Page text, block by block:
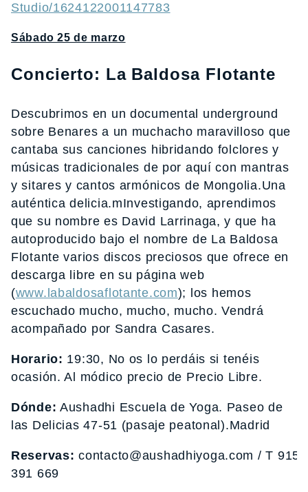
Studio/1624122001147783
Sábado 25 de marzo
Concierto: La Baldosa Flotante
Descubrimos en un documental underground
sobre Benares a un muchacho maravilloso que
cantaba sus canciones hibridando folclores y
músicas tradicionales de por aquí con mantras
y sitares y cantos armónicos de Mongolia.Una
auténtica delicia.mInvestigando, aprendimos
que su nombre es David Larrinaga, y que ha
autoproducido bajo el nombre de La Baldosa
Flotante varios discos preciosos que ofrece en
descarga libre en su página web
(www.labaldosaflotante.com); los hemos
escuchado mucho, mucho, mucho. Vendrá
acompañado por Sandra Casares.
Horario: 19:30, No os lo perdáis si tenéis
ocasión. Al módico precio de Precio Libre.
Dónde: Aushadhi Escuela de Yoga. Paseo de
las Delicias 47-51 (pasaje peatonal).Madrid
Reservas: contacto@aushadhiyoga.com / T 915
391 669